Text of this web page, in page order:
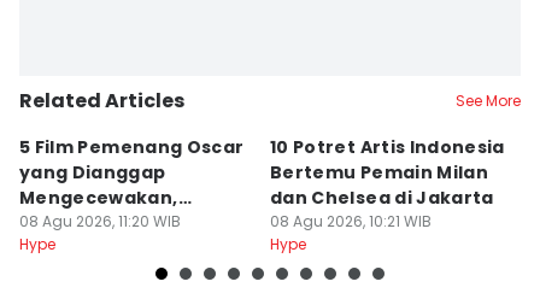
Related Articles See More
5 Film Pemenang Oscar
yang Dianggap
Mengecewakan,
Kenapa?
08 Agu 2026, 11:20 WIB
Hype
10 Potret Artis Indonesia
Bertemu Pemain Milan
dan Chelsea di Jakarta
08 Agu 2026, 10:21 WIB
Hype